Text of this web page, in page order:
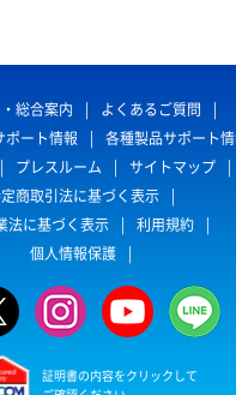
総合案内
よくあるご質問
ポート情報
各種製品サポート
プレスルーム
サイトマップ
商取引法に基づく表示
法に基づく表示
利用規約
個人情報保護
証明書の内容をクリックして